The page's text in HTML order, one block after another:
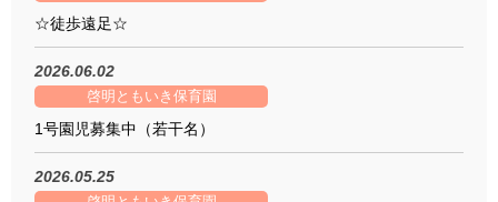
☆徒歩遠足☆
2026.06.02
啓明ともいき保育園
1号園児募集中（若干名）
2026.05.25